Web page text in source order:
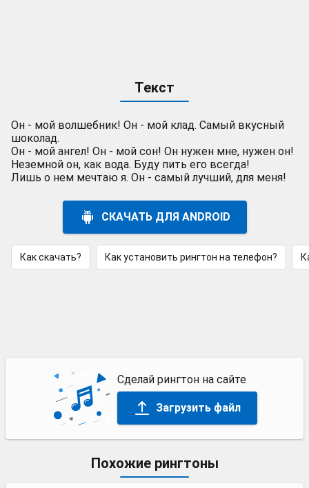
Текст
Он - мой волшебник! Он - мой клад. Самый вкусный
шоколад.
Он - мой ангел! Он - мой сон! Он нужен мне, нужен он!
Неземной он, как вода. Буду пить его всегда!
Лишь о нем мечтаю я. Он - самый лучший, для меня!
СКАЧАТЬ ДЛЯ ANDROID
Как скачать? Как установить рингтон на телефон?
Сделай рингтон на сайте
Загрузить файл
Похожие рингтоны